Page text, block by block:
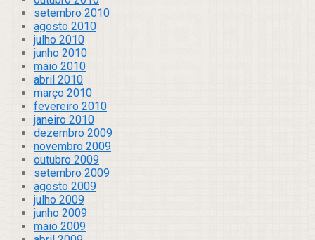
setembro 2010
agosto 2010
julho 2010
junho 2010
maio 2010
abril 2010
março 2010
fevereiro 2010
janeiro 2010
dezembro 2009
novembro 2009
outubro 2009
setembro 2009
agosto 2009
julho 2009
junho 2009
maio 2009